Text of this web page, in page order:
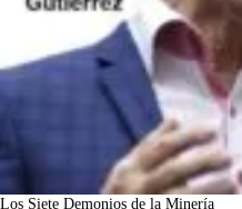
Los Siete Demonios de la Minería